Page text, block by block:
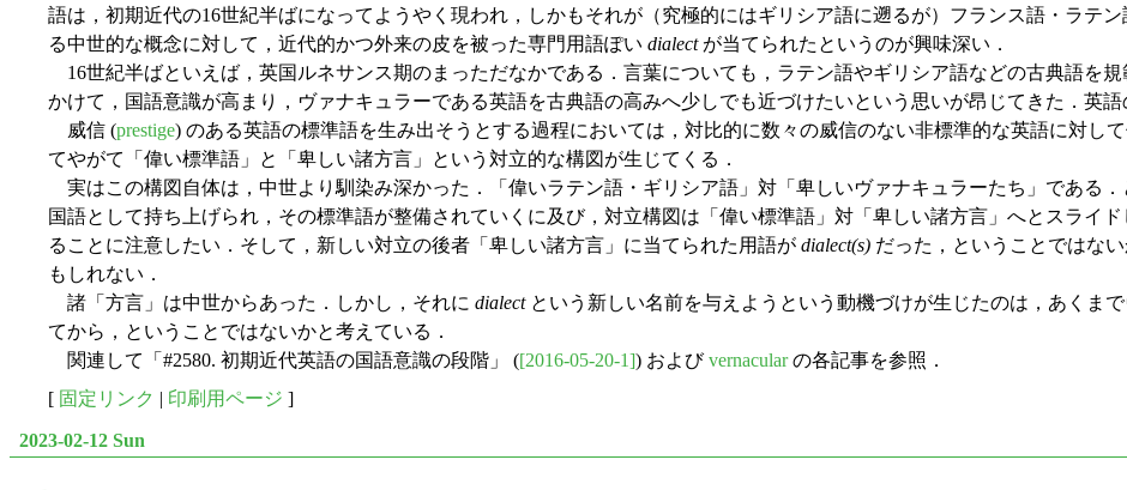
語は，初期近代の16世紀半ばになってようやく現われ，しかもそれが（究極的にはギリシア語に遡るが）フランス語・ラテ
る中世的な概念に対して，近代的かつ外来の皮を被った専門用語ぽい dialectが当てられたというのが興味深い．
16世紀半ばといえば，英国ルネサンス期のまっただなかである．言葉についても，ラテン語やギリシア語などの古典語を
かけて，国語意識が高まり，ヴァナキュラーである英語を古典語の高みへ少しでも近づけたいという思いが昂じてきた．英語
威信 (prestige) のある英語の標準語を生み出そうとする過程においては，対比的に数々の威信のない非標準的な英語に対し
てやがて「偉い標準語」と「卑しい諸方言」という対立的な構図が生じてくる．
実はこの構図自体は，中世より馴染み深かった．「偉いラテン語・ギリシア語」対「卑しいヴァナキュラーたち」である
国語として持ち上げられ，その標準語が整備されていくに及び，対立構図は「偉い標準語」対「卑しい諸方言」へとスライ
ることに注意したい．そして，新しい対立の後者「卑しい諸方言」に当てられた用語が dialect(s) だった，ということではな
もしれない．
諸「方言」は中世からあった．しかし，それに dialectという新しい名前を与えようという動機づけが生じたのは，あくま
てから，ということではないかと考えている．
関連して「#2580. 初期近代英語の国語意識の段階」 ([2016-05-20-1]) およびvernacularの各記事を参照．
[ 固定リンク | 印刷用ページ ]
2023-02-12 Sun